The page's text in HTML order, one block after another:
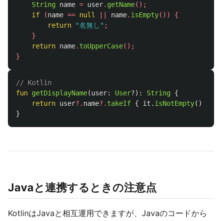
String name = user. getName();
if
(name == null name. isEmpty())
{
return
"名無し" ;
}
return name. toUpperCase();
}
// Kotlin
fun getDisplayName(user: User?): String {
return user?. name?. takeIf { it . isNotEmpty()
}
Javaと連携するときの注意点
KotlinはJavaと相互運用できますが、Javaのコードから